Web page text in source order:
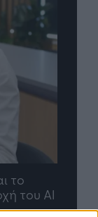
το
του AI